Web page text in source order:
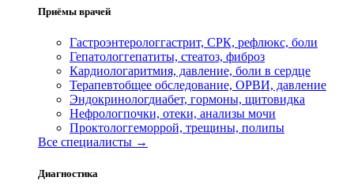
Приёмы врачей
Гастроэнтерологгастрит, СРК, рефлюкс, боли
Гепатологгепатиты, стеатоз, фиброз
Кардиологаритмия, давление, боли в сердце
Терапевтобщее обследование, ОРВИ, давление
Эндокринологдиабет, гормоны, щитовидка
Нефрологпочки, отеки, анализы мочи
Проктологгеморрой, трещины, полипы
Все специалисты →
Диагностика